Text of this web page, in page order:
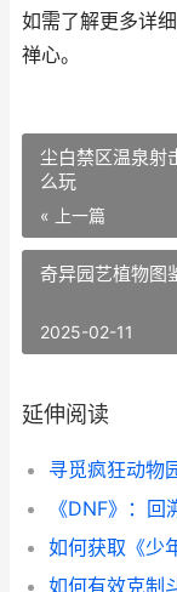
如需了解更多详
禅心。
尘白禁区温泉射
么玩
« 上一篇
奇异园艺植物图
2025-02-11
延伸阅读
寻觅疯狂动物
《DNF》：
如何获取《少
如何有效克制